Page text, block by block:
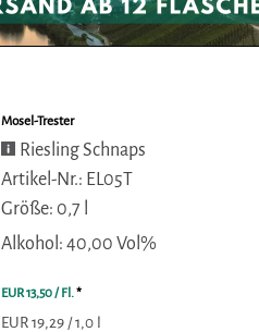
Mosel-Trester
Riesling Schnaps
Artikel-Nr.: EL05T
Größe: 0,7 l
Alkohol: 40,00 Vol%
EUR 13,50/ Fl.*
EUR 19,29 / 1,0 l